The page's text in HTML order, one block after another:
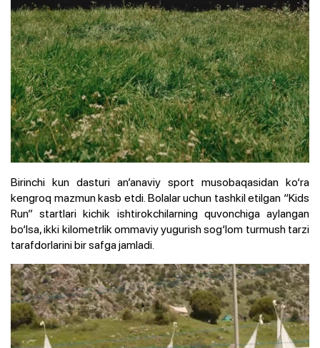
Birinchi kun dasturi an’anaviy sport musobaqasidan ko‘ra
kengroq mazmun kasb etdi. Bolalar uchun tashkil etilgan “Kids
Run” startlari kichik ishtirokchilarning quvonchiga aylangan
bo‘lsa, ikki kilometrlik ommaviy yugurish sog‘lom turmush tarzi
tarafdorlarini bir safga jamladi.